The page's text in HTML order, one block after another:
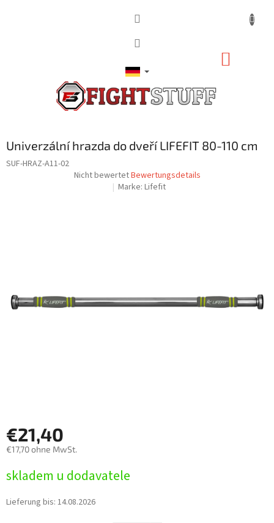
Univerzální hrazda do dveří LIFEFIT 80-110 cm
SUF-HRAZ-A11-02
Die
durchschnittliche
Nicht bewertetBewertungsdetails
Marke:Lifefit
€21,40
€17,70 ohne MwSt.
skladem u dodavatele
Lieferung bis: 14.08.2026